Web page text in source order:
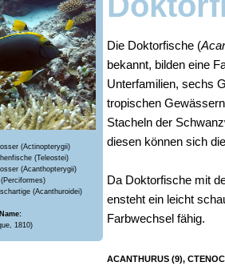
(Actinopterygii)
(Teleostei)
(Acanthopterygii)
(Acanthuroidei)
1810)
Die Doktorfische (
bekannt, bilden eine
Unterfamilien, sechs
tropischen
Stacheln der
diesen können sich
Da Doktorfische mit
ensteht ein leicht
Farbwechsel fähig.
ACANTHURUS (9),